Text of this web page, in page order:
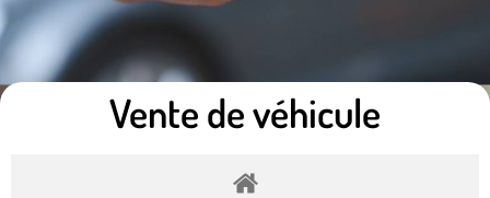
Vente de véhicule